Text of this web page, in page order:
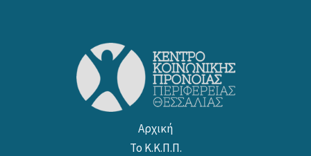
Αρχική
Το Κ.Κ.Π.Π.